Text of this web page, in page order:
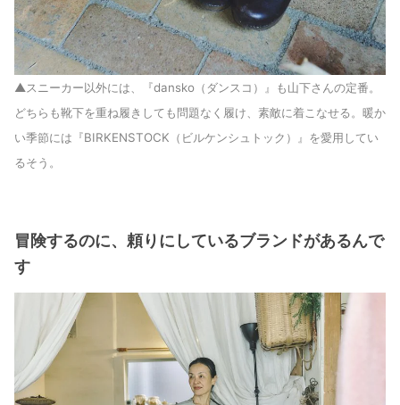
▲スニーカー以外には、『dansko（ダンスコ）』も山下さんの定番。
どちらも靴下を重ね履きしても問題なく履け、素敵に着こなせる。暖か
い季節には『BIRKENSTOCK（ビルケンシュトック）』を愛用してい
るそう。
冒険するのに、頼りにしているブランドがあるんで
す